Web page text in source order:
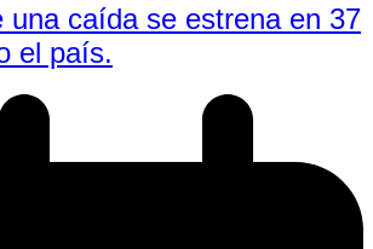
una caída se estrena en 37
el país.